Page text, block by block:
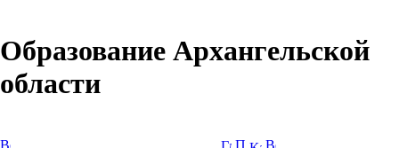
Образование Архангельской
области